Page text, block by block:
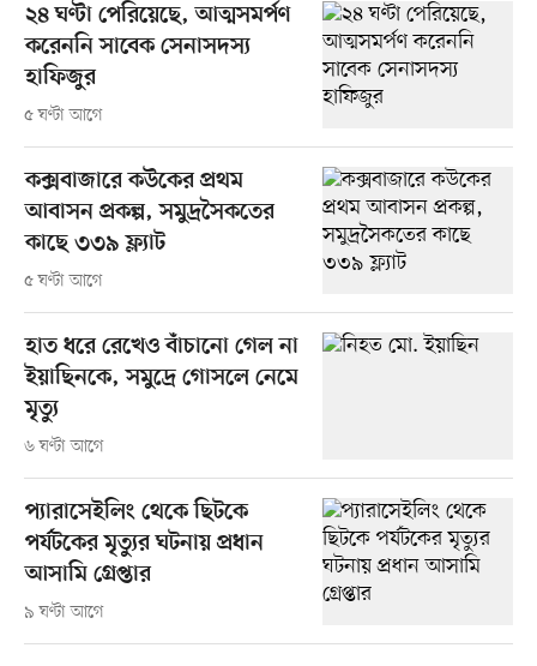
২৪ ঘণ্টা পেরিয়েছে, আত্মসমর্পণ
করেননি সাবেক সেনাসদস্য
হাফিজুর
৫ ঘণ্টা আগে
কক্সবাজারে কউকের প্রথম
আবাসন প্রকল্প, সমুদ্রসৈকতের
কাছে ৩৩৯ ফ্ল্যাট
৫ ঘণ্টা আগে
হাত ধরে রেখেও বাঁচানো গেল না
ইয়াছিনকে, সমুদ্রে গোসলে নেমে
মৃত্যু
৬ ঘণ্টা আগে
প্যারাসেইলিং থেকে ছিটকে
পর্যটকের মৃত্যুর ঘটনায় প্রধান
আসামি গ্রেপ্তার
৯ ঘণ্টা আগে